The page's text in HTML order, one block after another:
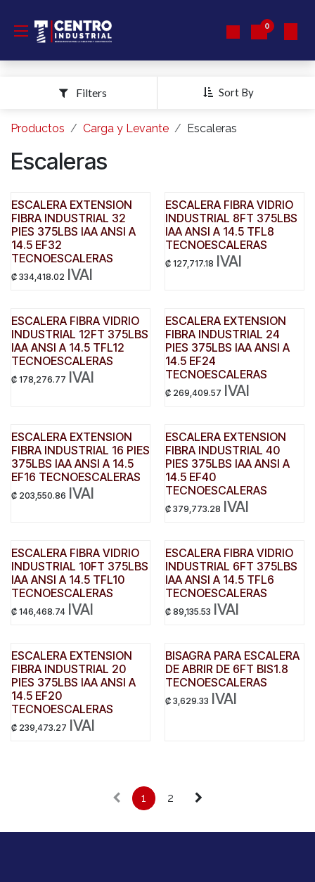
0
Sort By
Filters
Productos Carga y Levante Escaleras
Escaleras
ESCALERA EXTENSION
FIBRA INDUSTRIAL 32
PIES 375LBS IAA ANSI A
14.5 EF32
TECNOESCALERAS
₡ 334,418.02 IVAI
ESCALERA FIBRA VIDRIO
INDUSTRIAL 8FT 375LBS
IAA ANSI A 14.5 TFL8
TECNOESCALERAS
₡ 127,717.18 IVAI
ESCALERA FIBRA VIDRIO
INDUSTRIAL 12FT 375LBS
IAA ANSI A 14.5 TFL12
TECNOESCALERAS
₡ 178,276.77 IVAI
ESCALERA EXTENSION
FIBRA INDUSTRIAL 24
PIES 375LBS IAA ANSI A
14.5 EF24
TECNOESCALERAS
₡ 269,409.57 IVAI
ESCALERA EXTENSION
FIBRA INDUSTRIAL 16 PIES
375LBS IAA ANSI A 14.5
EF16 TECNOESCALERAS
₡ 203,550.86 IVAI
ESCALERA EXTENSION
FIBRA INDUSTRIAL 40
PIES 375LBS IAA ANSI A
14.5 EF40
TECNOESCALERAS
₡ 379,773.28 IVAI
ESCALERA FIBRA VIDRIO
INDUSTRIAL 10FT 375LBS
IAA ANSI A 14.5 TFL10
TECNOESCALERAS
₡ 146,468.74 IVAI
ESCALERA FIBRA VIDRIO
INDUSTRIAL 6FT 375LBS
IAA ANSI A 14.5 TFL6
TECNOESCALERAS
₡ 89,135.53 IVAI
ESCALERA EXTENSION
FIBRA INDUSTRIAL 20
PIES 375LBS IAA ANSI A
14.5 EF20
TECNOESCALERAS
₡ 239,473.27 IVAI
BISAGRA PARA ESCALERA
DE ABRIR DE 6FT BIS1.8
TECNOESCALERAS
₡ 3,629.33 IVAI
1 2